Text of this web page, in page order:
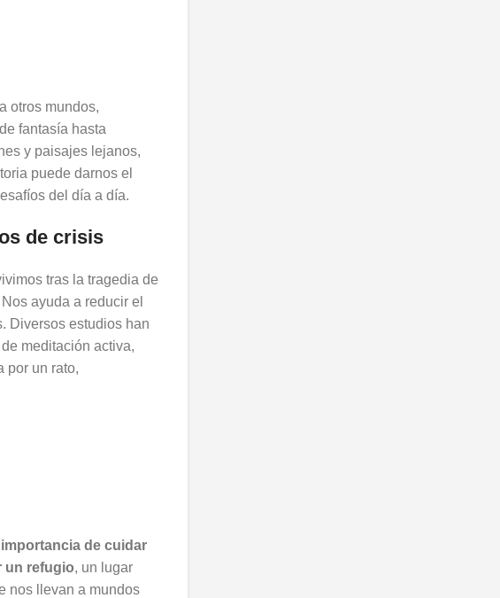
otros mundos,
fantasía hasta
y paisajes lejanos,
puede darnos el
del día a día.
de crisis
tras la tragedia de
Nos ayuda a reducir el
Diversos estudios han
meditación activa,
por un rato,
importancia de cuidar
un refugio, un lugar
nos llevan a mundos